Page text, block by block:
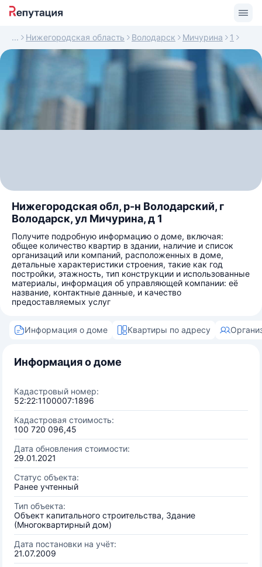
Нижегородская область Володарск Мичурина 1
Нижегородская обл, р-н Володарский, г
Володарск, ул Мичурина, д 1
Получите подробную информацию о доме, включая:
общее количество квартир в здании, наличие и список
организаций или компаний, расположенных в доме,
детальные характеристики строения, такие как год
постройки, этажность, тип конструкции и использованные
материалы, информация об управляющей компании: её
название, контактные данные, и качество
предоставляемых услуг
Информация о доме Квартиры по адресу
Информация о доме
Кадастровый номер:
52:22:1100007:1896
Кадастровая стоимость:
100 720 096,45
Дата обновления стоимости:
29.01.2021
Статус объекта:
Ранее учтенный
Тип объекта:
Объект капитального строительства, Здание
(Многоквартирный дом)
Дата постановки на учёт:
21.07.2009